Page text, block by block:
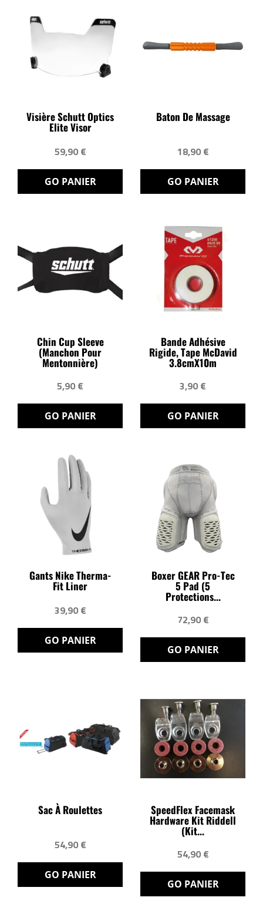
Visière Schutt Optics
Elite Visor
59,90 €
GO PANIER
Baton De Massage
18,90 €
GO PANIER
Chin Cup Sleeve
(manchon Pour
Mentonnière)
5,90 €
GO PANIER
Bande Adhésive
Rigide, Tape McDavid
3.8cmX10m
3,90 €
GO PANIER
Gants Nike Therma-
Fit Liner
39,90 €
GO PANIER
Boxer GEAR Pro-Tec
5 Pad (5
Protections...
72,90 €
GO PANIER
Sac À Roulettes
54,90 €
GO PANIER
SpeedFlex Facemask
Hardware Kit Riddell
(Kit...
54,90 €
GO PANIER